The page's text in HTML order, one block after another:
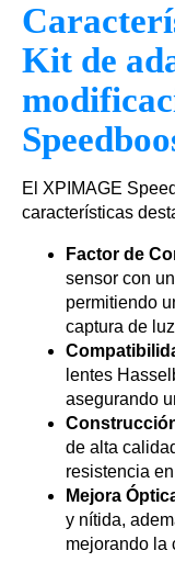
Kit de
El XPIMAGE
características
Factor de
sensor con
permitiendo
captura de
lentes
asegurando
de alta
resistencia
Mejora
y nítida,
mejorando la